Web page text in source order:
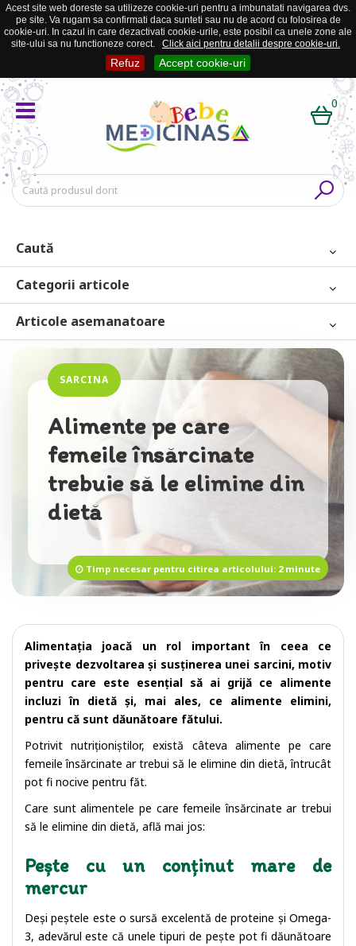
Acest site web doreste sa utilizeze cookie-uri pentru a imbunatati navigarea dvs.
pe site. Va rugam sa confirmati daca sunteti sau nu de acord cu folosirea de
cookie-uri. In cazul in care dezactivati cookie-urile, este posibil ca unele zone ale
site-ului sa nu functioneze corect.
Click aici pentru detalii despre cookie-uri.
Refuz Accept cookie-uri
0
Caută
Categorii articole
Articole asemanatoare
Timp necesar pentru citirea articolului: 2 minute
SARCINA
Alimente pe care
femeile însărcinate
trebuie să le elimine din
dietă
Alimentația joacă un rol important în ceea ce
privește dezvoltarea și susținerea unei sarcini, motiv
pentru care este esențial să ai grijă ce alimente
incluzi în dietă și, mai ales, ce alimente elimini,
pentru că sunt dăunătoare fătului.
Potrivit nutriționiștilor, există câteva alimente pe care
femeile însărcinate ar trebui să le elimine din dietă, întrucât
pot fi nocive pentru făt.
Care sunt alimentele pe care femeile însărcinate ar trebui
să le elimine din dietă, află mai jos:
Pește cu un conținut mare de
mercur
Deși peștele este o sursă excelentă de proteine și Omega-
3, adevărul este că unele tipuri de pește pot fi dăunătoare